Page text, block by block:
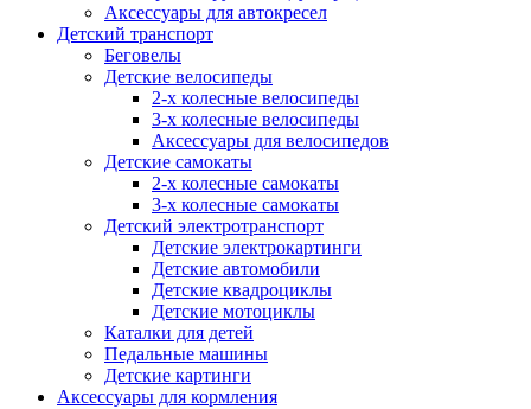
Аксессуары для автокресел
Детский транспорт
Беговелы
Детские велосипеды
2-х колесные велосипеды
3-х колесные велосипеды
Аксессуары для велосипедов
Детские самокаты
2-х колесные самокаты
3-х колесные самокаты
Детский электротранспорт
Детские электрокартинги
Детские автомобили
Детские квадроциклы
Детские мотоциклы
Каталки для детей
Педальные машины
Детские картинги
Аксессуары для кормления